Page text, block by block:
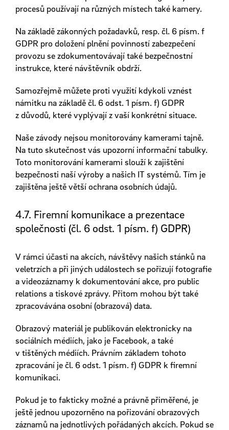
procesů používají na různých místech také kamery.
Na základě zákonných požadavků, resp. čl. 6 písm. f
GDPR pro doložení plnění povinností zabezpečení
provozu se zdokumentovávají také bezpečnostní
instrukce, které návštěvník obdrží.
Samozřejmě můžete proti využití kdykoli vznést
námitku na základě čl. 6 odst. 1 písm. f) GDPR
z důvodů, které vyplývají z vaší konkrétní situace.
Naše závody nejsou monitorovány kamerami tajně.
Na tuto skutečnost vás upozorní informační tabulky.
Toto monitorování kamerami slouží k zajištění
bezpečnosti naší výroby a našich IT systémů. Tím je
zajištěna ještě větší ochrana osobních údajů.
4.7. Firemní komunikace a prezentace
společnosti (čl. 6 odst. 1 písm. f) GDPR)
V rámci účasti na akcích, návštěvy našich stánků na
veletrzích a při jiných událostech se pořizují fotografie
a videozáznamy k dokumentování akce, pro public
relations a tiskové zprávy. Přitom mohou být také
zpracovávána osobní (obrazová) data.
Obrazový materiál je publikován elektronicky na
sociálních médiích, jako je Facebook, a také
v tištěných médiích. Právním základem tohoto
zpracování je čl. 6 odst. 1 písm. f) GDPR k firemní
komunikaci.
Pokud je to fakticky možné a právně přiměřené, je
ještě jednou upozorněno na pořizování obrazových
záznamů na jednotlivých pořádaných akcích. Pokud se